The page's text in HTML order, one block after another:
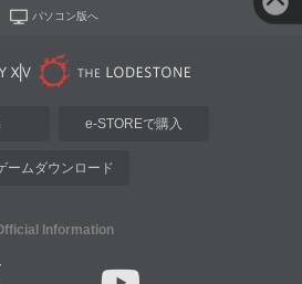
パソコン版へ
e-STOREで購入
ームダウンロード
Information